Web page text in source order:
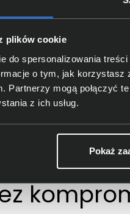
plików cookie
do spersonalizowania
o tym, jak korzystasz
Partnerzy mogą połączyć
z ich usług.
Pokaż